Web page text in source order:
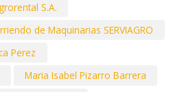
S.A.
de Maquinarias SERVIAGRO
Perez
Maria Isabel Pizarro Barrera